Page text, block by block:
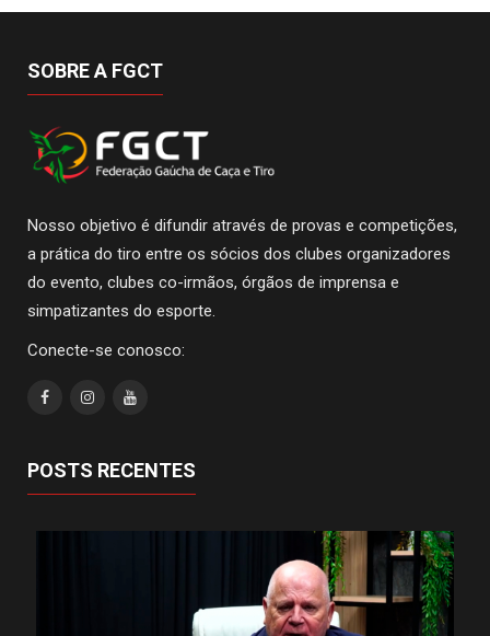
SOBRE A FGCT
Nosso objetivo é difundir através de provas e competições,
a prática do tiro entre os sócios dos clubes organizadores
do evento, clubes co-irmãos, órgãos de imprensa e
simpatizantes do esporte.
Conecte-se conosco:
POSTS RECENTES